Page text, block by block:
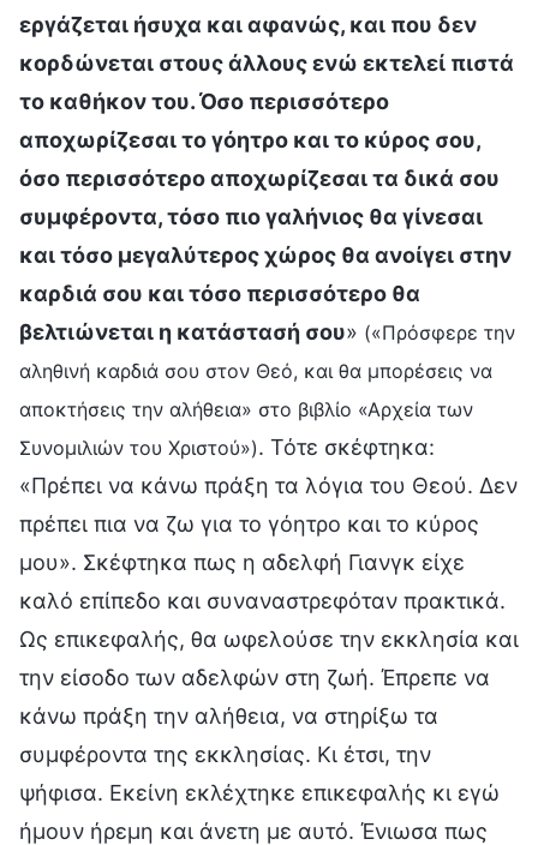
εργάζεται ήσυχα και αφανώς, και που δεν
κορδώνεται στους άλλους ενώ εκτελεί πιστά
το καθήκον του. Όσο περισσότερο
αποχωρίζεσαι το γόητρο και το κύρος σου,
όσο περισσότερο αποχωρίζεσαι τα δικά σου
συμφέροντα, τόσο πιο γαλήνιος θα γίνεσαι
και τόσο μεγαλύτερος χώρος θα ανοίγει στην
καρδιά σου και τόσο περισσότερο θα
βελτιώνεται η κατάστασή σου» («Πρόσφερε την
αληθινή καρδιά σου στον Θεό, και θα μπορέσεις να
αποκτήσεις την αλήθεια» στο βιβλίο «Αρχεία των
Συνομιλιών του Χριστού»). Τότε σκέφτηκα:
«Πρέπει να κάνω πράξη τα λόγια του Θεού. Δεν
πρέπει πια να ζω για το γόητρο και το κύρος
μου». Σκέφτηκα πως η αδελφή Γιανγκ είχε
καλό επίπεδο και συναναστρεφόταν πρακτικά.
Ως επικεφαλής, θα ωφελούσε την εκκλησία και
την είσοδο των αδελφών στη ζωή. Έπρεπε να
κάνω πράξη την αλήθεια, να στηρίξω τα
συμφέροντα της εκκλησίας. Κι έτσι, την
ψήφισα. Εκείνη εκλέχτηκε επικεφαλής κι εγώ
ήμουν ήρεμη και άνετη με αυτό. Ένιωσα πως